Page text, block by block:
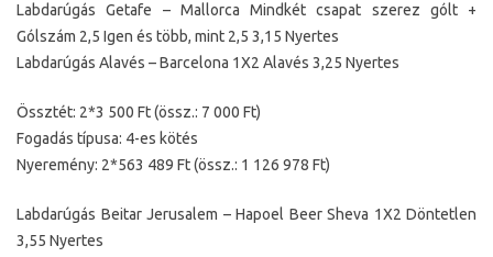
Labdarúgás Getafe – Mallorca Mindkét csapat szerez gólt +
Gólszám 2,5 Igen és több, mint 2,5 3,15 Nyertes
Labdarúgás Alavés – Barcelona 1X2 Alavés 3,25 Nyertes
Össztét: 2*3 500 Ft (össz.: 7 000 Ft)
Fogadás típusa: 4-es kötés
Nyeremény: 2*563 489 Ft (össz.: 1 126 978 Ft)
Labdarúgás Beitar Jerusalem – Hapoel Beer Sheva 1X2 Döntetlen
3,55 Nyertes